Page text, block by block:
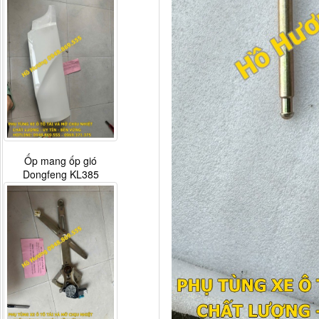
Ốp mang ốp gió
Dongfeng KL385